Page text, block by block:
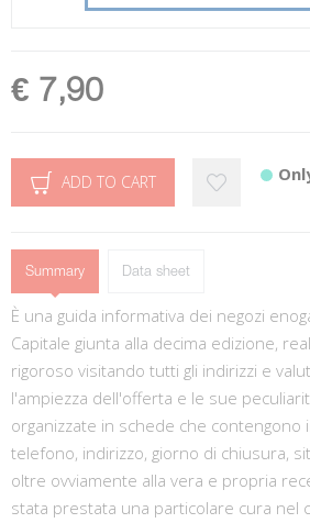
€ 7,90
ADD TO CART
Summary Data sheet
È una guida informativa dei negozi
Capitale giunta alla decima edizione,
rigoroso visitando tutti gli indirizzi e
l'ampiezza dell'offerta e le sue
organizzate in schede che contengono
telefono, indirizzo, giorno di chiusura,
oltre ovviamente alla vera e propria
stata prestata una particolare cura nel